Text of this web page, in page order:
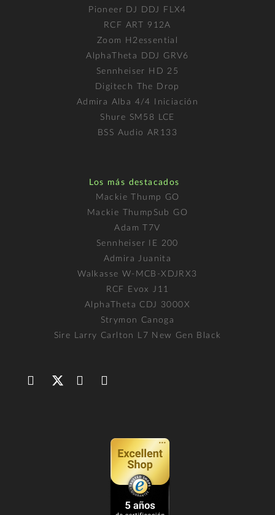
Pioneer DJ DDJ FLX4
RCF ART 912A
Zoom H2essential
AlphaTheta DDJ GRV6
Sennheiser HD 25
Digitech The Drop
Admira Alba 4/4 Iniciación
Shure SM58 LCE
BSS Audio AR133
Los más destacados
Mackie Thump GO
Mackie ThumpSub GO
Adam T7V
Sennheiser IE 200
Admira Juanita
Walkasse W-MCB-XDJRX3
RCF Evox J11
AlphaTheta CDJ 3000X
Strymon Canoga
Sire Larry Carlton L7 New Gen Black